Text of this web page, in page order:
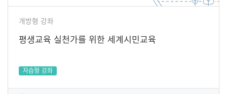
개방형 강좌
평생교육 실천가를 위한 세계시민교육
자습형 강좌